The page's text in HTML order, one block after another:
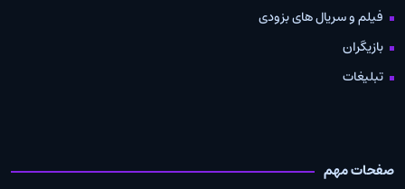
فیلم و سریال های بزودی
بازیگران
تبلیغات
صفحات مهم